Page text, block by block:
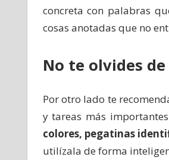
concreta con palabras
cosas anotadas que no
No te olvides
Por otro lado te
y tareas más
colores, pegatinas
utilízala de forma